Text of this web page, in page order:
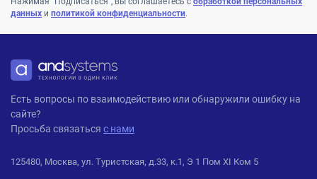
данных и политикой конфиденциальности.
ANDPRO
Есть вопросы по взаимодействию или обнаружили ошибку на
сайте?
Просьба связаться с нами
125480, Москва, ул. Туристская, д.33, к.1, Э 1 Пом XI Ком 5